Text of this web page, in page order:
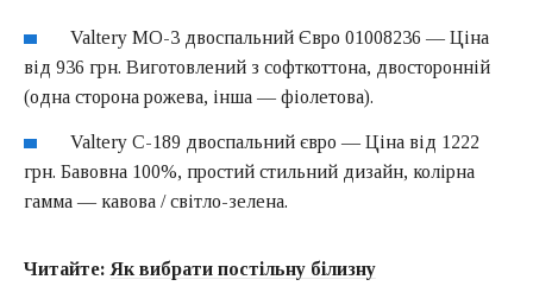
Valtery MO-3 двоспальний Євро 01008236 — Ціна
від 936 грн. Виготовлений з софткоттона, двосторонній
(одна сторона рожева, інша — фіолетова).
Valtery C-189 двоспальний євро — Ціна від 1222
грн. Бавовна 100%, простий стильний дизайн, колірна
гамма — кавова / світло-зелена.
Читайте: Як вибрати постільну білизну